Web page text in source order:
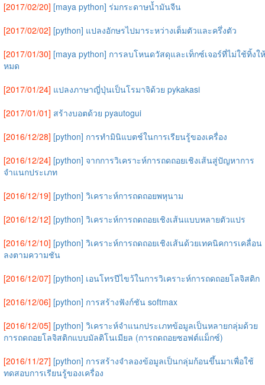
[2017/02/20] [maya python] ร่มกระดาษน้ำมันจีน
[2017/02/02] [python] แปลงอักษรไปมาระหว่างเต็มตัวและครึ่งตัว
[2017/01/30] [maya python] การลบโหนดวัสดุและเท็กซ์เจอร์ที่ไม่ใช้ทิ้งให้
หมด
[2017/01/24] แปลงภาษาญี่ปุ่นเป็นโรมาจิด้วย pykakasi
[2017/01/01] สร้างบอตด้วย pyautogui
[2016/12/28] [python] การทำมินิแบตช์ในการเรียนรู้ของเครื่อง
[2016/12/24] [python] จากการวิเคราะห์การถดถอยเชิงเส้นสู่ปัญหาการ
จำแนกประเภท
[2016/12/19] [python] วิเคราะห์การถดถอยพหุนาม
[2016/12/12] [python] วิเคราะห์การถดถอยเชิงเส้นแบบหลายตัวแปร
[2016/12/10] [python] วิเคราะห์การถดถอยเชิงเส้นด้วยเทคนิคการเคลื่อน
ลงตามความชัน
[2016/12/07] [python] เอนโทรปีไขว้ในการวิเคราะห์การถดถอยโลจิสติก
[2016/12/06] [python] การสร้างฟังก์ชัน softmax
[2016/12/05] [python] วิเคราะห์จำแนกประเภทข้อมูลเป็นหลายกลุ่มด้วย
การถดถอยโลจิสติกแบบมัลติโนเมียล (การถดถอยซอฟต์แม็กซ์)
[2016/11/27] [python] การสร้างจำลองข้อมูลเป็นกลุ่มก้อนขึ้นมาเพื่อใช้
ทดสอบการเรียนรู้ของเครื่อง